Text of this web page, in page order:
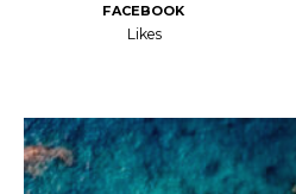
FACEBOOK
Likes